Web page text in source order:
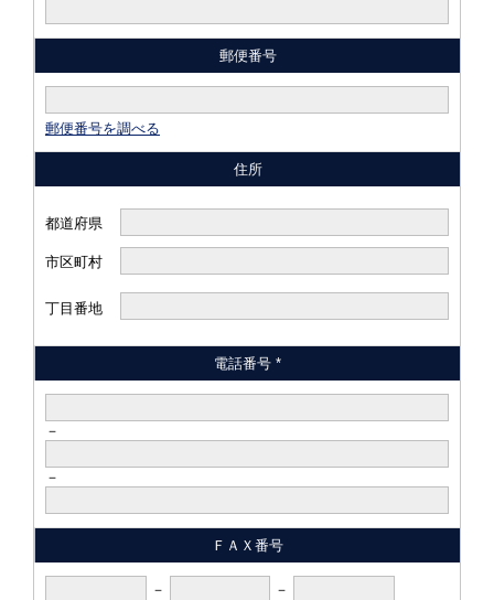
郵便番号
郵便番号を調べる
住所
都道府県
市区町村
丁目番地
電話番号 *
－
－
ＦＡＸ番号
－ －